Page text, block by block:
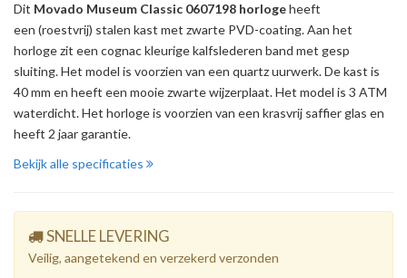
Dit Movado Museum Classic 0607198 horlogeheeft
een (roestvrij) stalen kast met zwarte PVD-coating. Aan het
horloge zit een cognac kleurige kalfslederen band met gesp
sluiting. Het model is voorzien van een quartz uurwerk. De kast is
40 mm en heeft een mooie zwarte wijzerplaat. Het model is 3 ATM
waterdicht. Het horloge is voorzien van een krasvrij saffier glas en
heeft 2 jaar garantie.
Bekijk alle specificaties
SNELLE LEVERING
Veilig, aangetekend en verzekerd verzonden